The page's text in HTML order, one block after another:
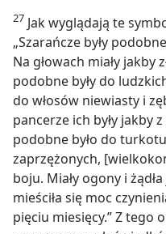
27 Jak wyglądają te
„Szarańcze były
Na głowach miały jakby
podobne były do
do włosów niewiasty i
pancerze ich były jakby
podobne było do
zaprzężonych,
boju. Miały ogony i
mieściła się moc
pięciu miesięcy.” Z tego